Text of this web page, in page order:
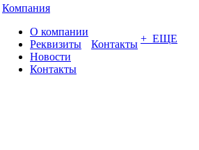
Компания
О компании
Реквизиты
Новости
Контакты
Контакты + ЕЩЕ